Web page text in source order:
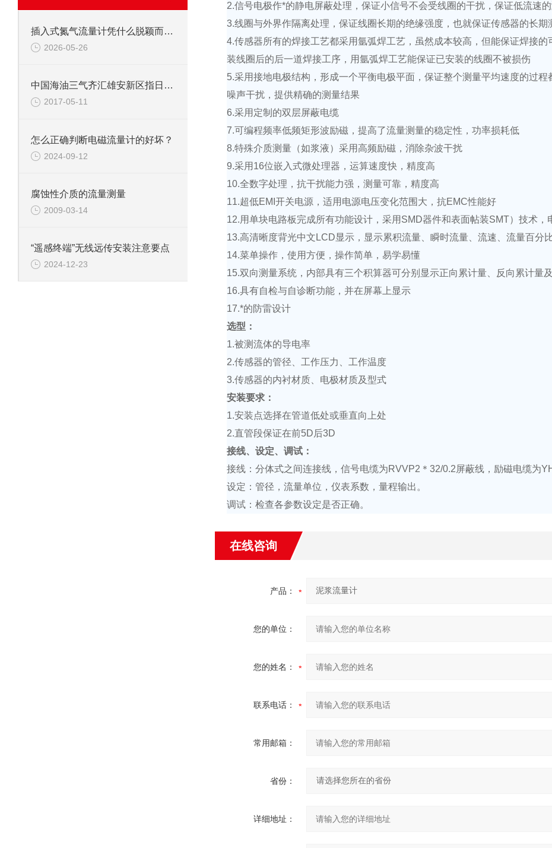
插入式氮气流量计凭什么脱颖而出？这组“硬核特点”给出答案
2026-05-26
中国海油三气齐汇雄安新区指日可待
2017-05-11
怎么正确判断电磁流量计的好坏？
2024-09-12
腐蚀性介质的流量测量
2009-03-14
“遥感终端”无线远传安装注意要点
2024-12-23
2.信号电极作*的静电屏蔽处理，保证小信号不会受线圈的干扰，保证低流速
3.线圈与外界作隔离处理，保证线圈长期的绝缘强度，也就保证传感器的长期
4.传感器所有的焊接工艺都采用氩弧焊工艺，虽然成本较高，但能保证焊接
装线圈后的后一道焊接工序，用氩弧焊工艺能保证已安装的线圈不被损伤
5.采用接地电极结构，形成一个平衡电极平面，保证整个测量平均速度的过
噪声干扰，提供精确的测量结果
6.采用定制的双层屏蔽电缆
7.可编程频率低频矩形波励磁，提高了流量测量的稳定性，功率损耗低
8.特殊介质测量（如浆液）采用高频励磁，消除杂波干扰
9.采用 16位嵌入式微处理器，运算速度快，精度高
10.全数字处理，抗干扰能力强，测量可靠，精度高
11.超低EMI 开关电源，适用电源电压变化范围大，抗EMC性能好
12.用单块电路板完成所有功能设计，采用 SMD器件和表面帖装SMT）技术，
13.高清晰度背光中文 LCD显示，显示累积流量、瞬时流量、流速、流量百分
14.菜单操作，使用方便，操作简单，易学易懂
15.双向测量系统，内部具有三个积算器可分别显示正向累计量、反向累计量
16.具有自检与自诊断功能，并在屏幕上显示
17.*的防雷设计
选型：
1.被测流体的导电率
2.传感器的管径、工作压力、工作温度
3.传感器的内衬材质、电极材质及型式
安装要求：
1.安装点选择在管道低处或垂直向上处
2.直管段保证在前5D后3D
接线、设定、调试：
接线：分体式之间连接线，信号电缆为RVVP2 ＊ 32/0.2屏蔽线，励磁电缆为
设定：管径，流量单位，仪表系数，量程输出。
调试：检查各参数设定是否正确。
在线咨询
产品：
您的单位：
您的姓名：
联系电话：
常用邮箱：
省份：
详细地址：